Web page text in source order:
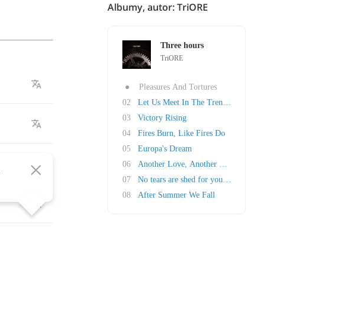
Albumy, autor: TriORE
Three hours
TriORE
●
Pleasures And Tortures
02
Let Us Meet In The Trenches
03
Victory Rising
04
Fires Burn, Like Fires Do
05
Europa's Dream
06
Another Love, Another Hate
07
No tears are shed for you and me
08
After Summer We Fall